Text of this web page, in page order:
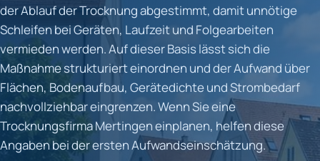
der Ablauf der Trocknung abgestimmt, damit unnötige
Schleifen bei Geräten, Laufzeit und Folgearbeiten
vermieden werden. Auf dieser Basis lässt sich die
Maßnahme strukturiert einordnen und der Aufwand über
Flächen, Bodenaufbau, Gerätedichte und Strombedarf
nachvollziehbar eingrenzen. Wenn Sie eine
Trocknungsfirma Mertingen einplanen, helfen diese
Angaben bei der ersten Aufwandseinschätzung.